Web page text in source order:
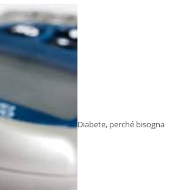
Diabete, perché bisogna